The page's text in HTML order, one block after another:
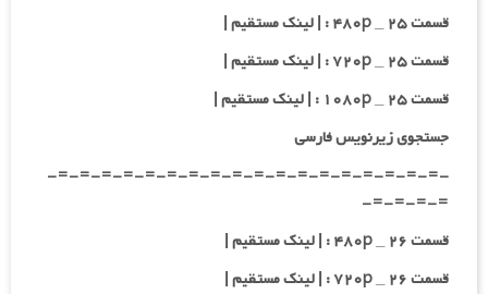
قسمت ۲۵ _ ۴۸۰p : | لینک مستقیم |
قسمت ۲۵ _ ۷۲۰p : | لینک مستقیم |
قسمت ۲۵ _ ۱۰۸۰p : | لینک مستقیم |
جستجوی زیرنویس فارسی
-=-=-=-=-=-=-=-=-=-=-=-=-=-=-=-=-=-=-
=-=-=-=-
قسمت ۲۶ _ ۴۸۰p : | لینک مستقیم |
قسمت ۲۶ _ ۷۲۰p : | لینک مستقیم |